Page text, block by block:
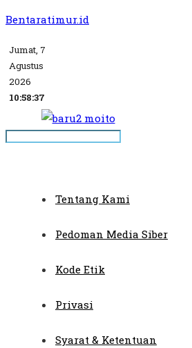
Bentaratimur.id
Jumat, 7
Agustus
2026
10:58:37
Tentang Kami
Pedoman Media Siber
Kode Etik
Privasi
Syarat & Ketentuan